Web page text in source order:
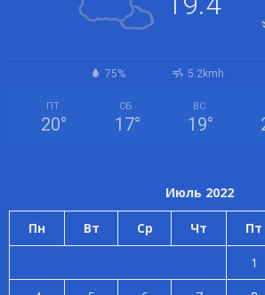
75% 5.2kmh
ПТ
20°
СБ
17°
ВС
19°
Июль 2022
Пн Вт Ср Чт Пт
1